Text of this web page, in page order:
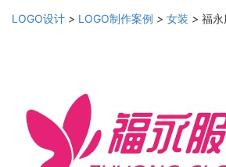
LOGO设计 > LOGO制作案例 > 女装 > 福